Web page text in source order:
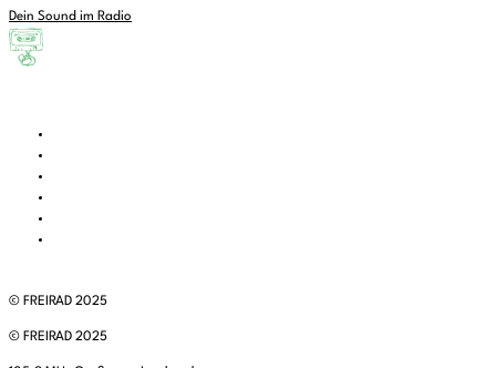
Dein Sound im Radio
© FREIRAD 2025
© FREIRAD 2025